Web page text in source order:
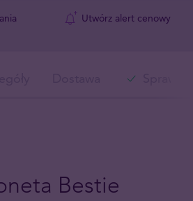
Utwórz alert cenowy
Bestie